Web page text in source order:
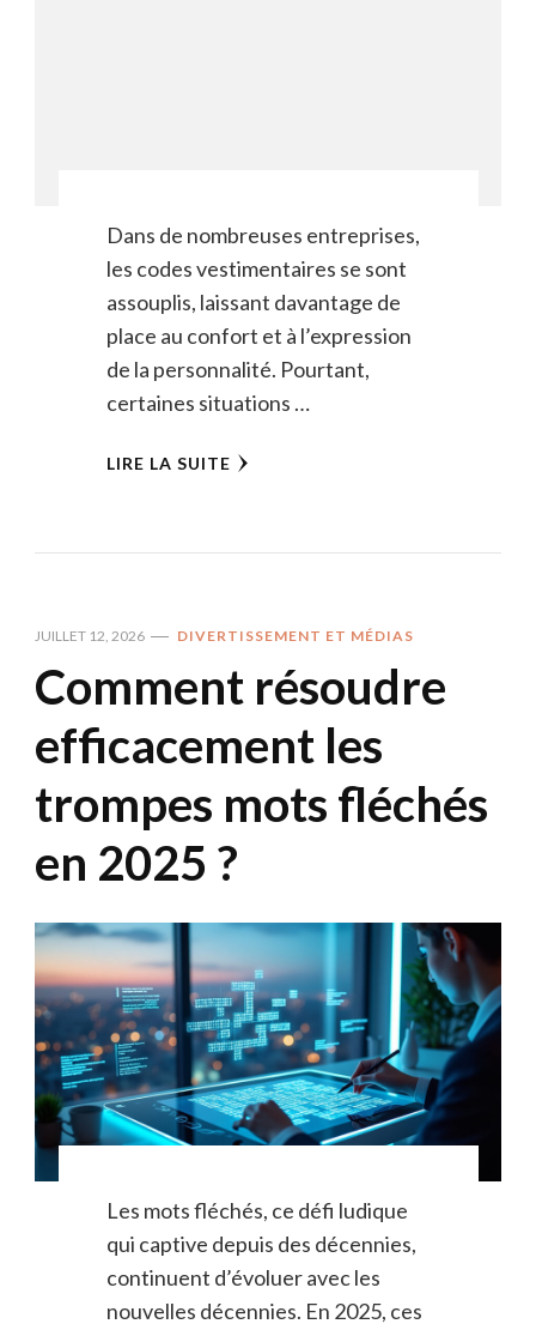
Dans de nombreuses entreprises,
les codes vestimentaires se sont
assouplis, laissant davantage de
place au confort et à l’expression
de la personnalité. Pourtant,
certaines situations …
LIRE LA SUITE
JUILLET 12, 2026 DIVERTISSEMENT ET MÉDIAS
Comment résoudre
efficacement les
trompes mots fléchés
en 2025 ?
Les mots fléchés, ce défi ludique
qui captive depuis des décennies,
continuent d’évoluer avec les
nouvelles décennies. En 2025, ces